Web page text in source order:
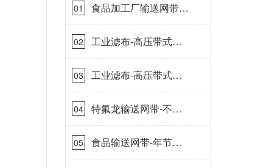
01
食品加工厂输送网带哪
里有-耐温耐磨{丹娜鸶
过滤}
02
工业滤布-高压带式滤
布需要高强耐磨吗{丹
娜鸶过滤}
03
工业滤布-高压带式滤
布一定要高强耐磨{丹
娜鸶过滤}
04
特氟龙输送网带-不惧
高温{丹娜鸶过滤}
05
食品输送网带-年节省
成本75万{丹娜鸶过滤}